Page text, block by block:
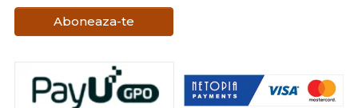
Aboneaza-te